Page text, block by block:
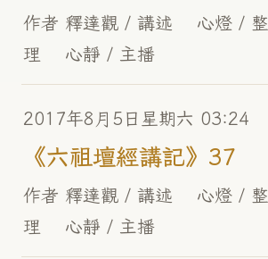
作者 釋達觀 / 講述 心燈 / 整
理 心靜 / 主播
2017年8月5日星期六 03:24
《六祖壇經講記》37
作者 釋達觀 / 講述 心燈 / 整
理 心靜 / 主播